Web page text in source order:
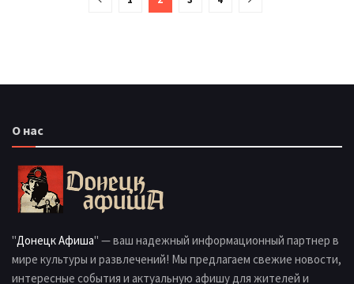
О нас
"Донецк Афиша" — ваш надежный информационный партнер в
мире культуры и развлечений! Мы предлагаем свежие новости,
интересные события и актуальную афишу для жителей и